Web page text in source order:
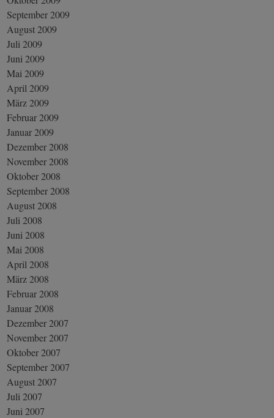
September 2009
August 2009
Juli 2009
Juni 2009
Mai 2009
April 2009
März 2009
Februar 2009
Januar 2009
Dezember 2008
November 2008
Oktober 2008
September 2008
August 2008
Juli 2008
Juni 2008
Mai 2008
April 2008
März 2008
Februar 2008
Januar 2008
Dezember 2007
November 2007
Oktober 2007
September 2007
August 2007
Juli 2007
Juni 2007